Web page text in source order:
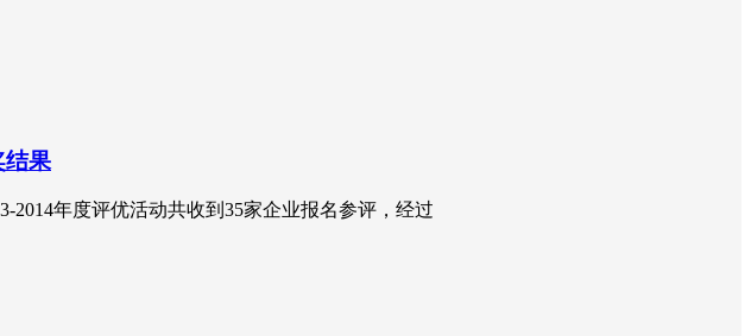
结果
年度评优活动共收到35家企业报名参评，经过